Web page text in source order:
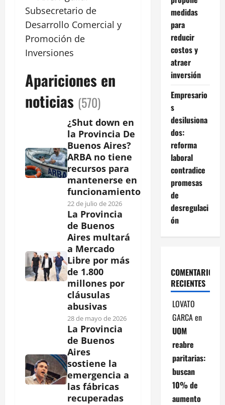
Subsecretario de
Desarrollo Comercial y
Promoción de
Inversiones
Apariciones en
noticias (570)
¿Shut down en
la Provincia De
Buenos Aires?
ARBA no tiene
recursos para
mantenerse en
funcionamiento
22 de julio de 2026
La Provincia
de Buenos
Aires multará
a Mercado
Libre por más
de 1.800
millones por
cláusulas
abusivas
28 de mayo de 2026
La Provincia
de Buenos
Aires
sostiene la
emergencia a
las fábricas
recuperadas
medidas
para
reducir
costos y
atraer
inversión
Empresario
s
desilusiona
dos:
reforma
laboral
contradice
promesas
de
desregulaci
ón
COMENTARIOS
RECIENTES
LOVATO
GARCAen
UOM
reabre
paritarias:
buscan
10% de
aumento